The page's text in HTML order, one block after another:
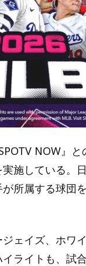
NOW』
施している。
所属する球団
ェイズ、ホワ
ライトも、試